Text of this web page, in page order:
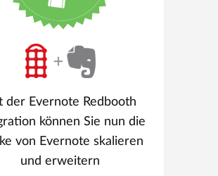
der Evernote Redbooth
können Sie nun die
von Evernote skalieren
und erweitern